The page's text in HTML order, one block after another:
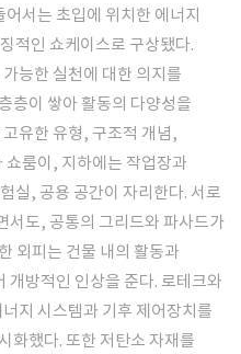
서는 초입에 위치한 에너지
적인 쇼케이스로 구상됐다.
능한 실천에 대한 의지를
층이 쌓아 활동의 다양성을
유한 유형, 구조적 개념,
쇼룸이, 지하에는 작업장과
실, 공용 공간이 자리한다. 서로
서도, 공통의 그리드와 파사드가
외피는 건물 내의 활동과
개방적인 인상을 준다. 로테크와
지 시스템과 기후 제어장치를
화했다. 또한 저탄소 자재를